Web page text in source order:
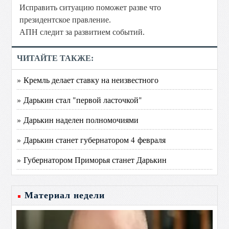
Исправить ситуацию поможет разве что
президентское правление.
АПН следит за развитием событий.
ЧИТАЙТЕ ТАКЖЕ:
» Кремль делает ставку на неизвестного
» Дарькин стал "первой ласточкой"
» Дарькин наделен полномочиями
» Дарькин станет губернатором 4 февраля
» Губернатором Приморья станет Дарькин
Материал недели